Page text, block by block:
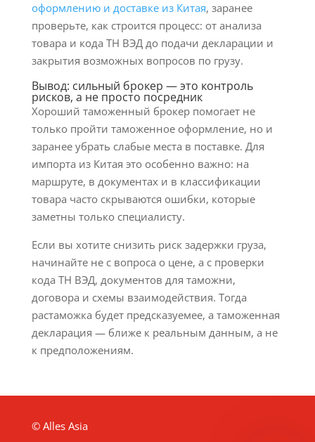
оформлению и доставке из Китая, заранее
проверьте, как строится процесс: от анализа
товара и кода ТН ВЭД до подачи декларации и
закрытия возможных вопросов по грузу.
Вывод: сильный брокер — это контроль
рисков, а не просто посредник
Хороший таможенный брокер помогает не
только пройти таможенное оформление, но и
заранее убрать слабые места в поставке. Для
импорта из Китая это особенно важно: на
маршруте, в документах и в классификации
товара часто скрываются ошибки, которые
заметны только специалисту.
Если вы хотите снизить риск задержки груза,
начинайте не с вопроса о цене, а с проверки
кода ТН ВЭД, документов для таможни,
договора и схемы взаимодействия. Тогда
растаможка будет предсказуемее, а таможенная
декларация — ближе к реальным данным, а не
к предположениям.
© Alles Asia